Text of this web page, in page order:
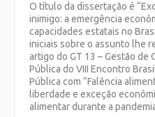
O título da dissertação é
inimigo: a emergência
capacidades estatais no
iniciais sobre o assunto lhe
artigo do GT 13 – Gestão de
Pública do VIII Encontro
Pública com “Falência
liberdade e exceção
alimentar durante a